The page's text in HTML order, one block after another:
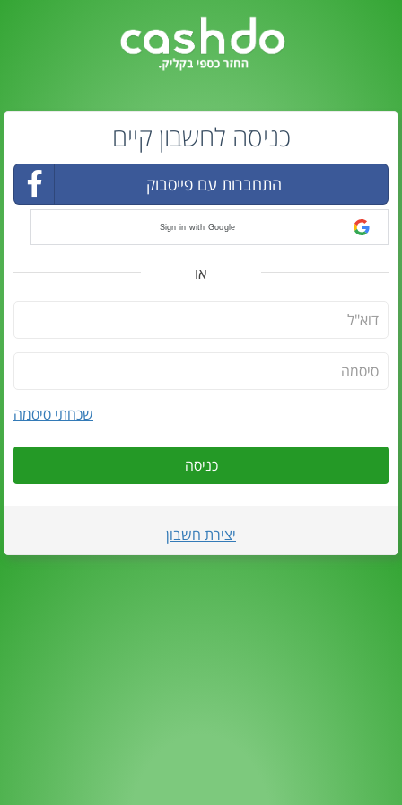
כניסה לחשבון קיים
התחברות עם פייסבוק
Sign in with Google
או
שכחתי סיסמה
כניסה
יצירת חשבון